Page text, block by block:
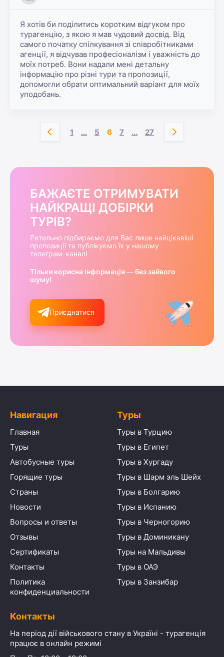
Я хотів би поділитись коротким відгуком про
турагенцію, з якою я мав чудовий досвід. Від
самого початку спілкування зі співробітниками
агенції, я відчував професіоналізм і уважність до
моїх потреб. Вони надали мені детальну
інформацію про різні тури та пропозиції,
допомогли обрати оптимальний варіант для моїх
уподобань.
1 ... 5 6 7 ... 27
БАЖАЄТЕ ОТРИМУВАТИ
НАЙКРАЩІ ДОБІРКИ
ТУРІВ?
Ретельно підбираємо для Вас лише найцікавіші
пропозиції та публікуємо їх у нашому
телеграм-каналі
Тільки корисна інформація — без зайвого
шуму!
Приєднатися
Навигация
Главная
Туры
Автобусные туры
Горящие туры
Страны
Новости
Вопросы и ответы
Отзывы
Сертификаты
Контакты
Политика
конфиденциальности
Туры
Туры в Турцию
Туры в Египет
Туры в Хургаду
Туры в Шарм эль Шейх
Туры в Болгарию
Туры в Испанию
Туры в Черногорию
Туры в Доминикану
Туры на Мальдивы
Туры в ОАЭ
Туры в Занзибар
Контакты
На період дії військового стану в Україні - турагенція
працює в онлайн режимі